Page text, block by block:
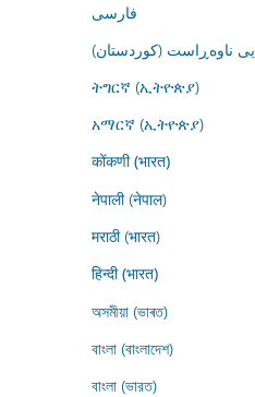
فارسى
ناوەڕاست (کوردستان)
ትግርኛ (ኢትዮጵያ)
አማርኛ (ኢትዮጵያ)
कोंकणी (भारत)
नेपाली (नेपाल)
मराठी (भारत)
हिन्दी (भारत)
অসমীয়া (ভাৰত)
বাংলা (বাংলাদেশ)
বাংলা (ভারত)